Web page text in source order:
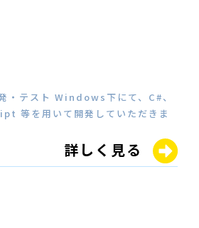
テスト Windows下にて、C#、
等を用いて開発していただきま
詳しく見る